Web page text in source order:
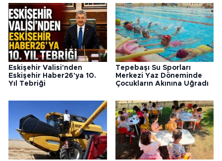
Eskişehir Valisi'nden
Eskişehir Haber26'ya 10.
Yıl Tebriği
Tepebaşı Su Sporları
Merkezi Yaz Döneminde
Çocukların Akınına Uğradı